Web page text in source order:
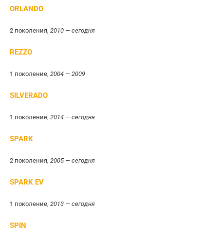
ORLANDO
2 поколения, 2010 — сегодня
REZZO
1 поколение, 2004 — 2009
SILVERADO
1 поколение, 2014 — сегодня
SPARK
2 поколения, 2005 — сегодня
SPARK EV
1 поколение, 2013 — сегодня
SPIN